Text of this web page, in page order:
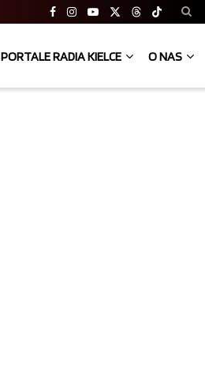
PORTALE RADIA KIELCE O NAS